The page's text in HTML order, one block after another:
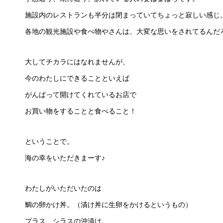
施設内のレストランも半分は閉まっていてちょっと寂しい感じ。
各地の観光施設や食べ物やさんは、大変な思いをされてるんだ
大してチカラにはなれませんが、
今のわたしにできることといえば
がんばって開けてくれているお店で
お買い物をすることと食べること！
ということで。
海の幸をいただきまーす♪
わたしがいただいたのは
鯛の卵かけ丼。（漬け丼に生卵をかけるというもの）
プラス、シラスの沖漬け。